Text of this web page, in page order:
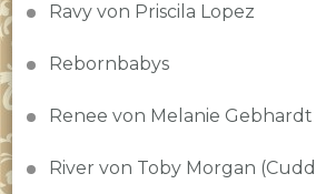
Ravy von Priscila Lopez
Rebornbabys
Renee von Melanie Gebhardt
River von Toby Morgan